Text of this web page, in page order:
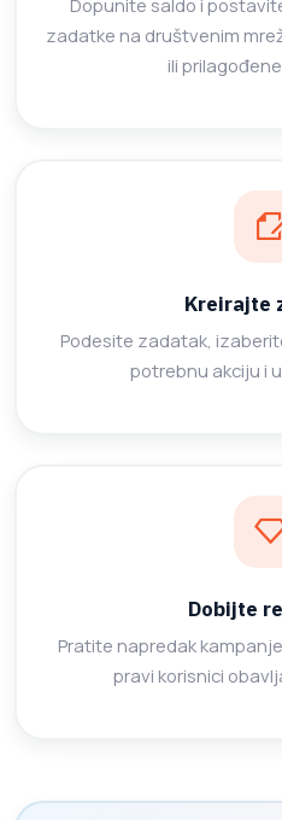
zadatke na društvenim
ili
Kreirajte
Podesite zadatak,
potrebnu akciju i
Dobijte
Pratite napredak
pravi korisnici